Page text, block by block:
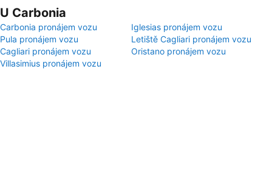
U Carbonia
Carbonia pronájem vozu
Iglesias pronájem vozu
Pula pronájem vozu
Letiště Cagliari pronájem vozu
Cagliari pronájem vozu
Oristano pronájem vozu
Villasimius pronájem vozu